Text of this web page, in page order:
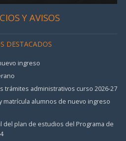
Y AVISOS
DESTACADOS
ingreso
trámites administrativos curso 2026-27
matrícula alumnos de nuevo ingreso
del plan de estudios del Programa de